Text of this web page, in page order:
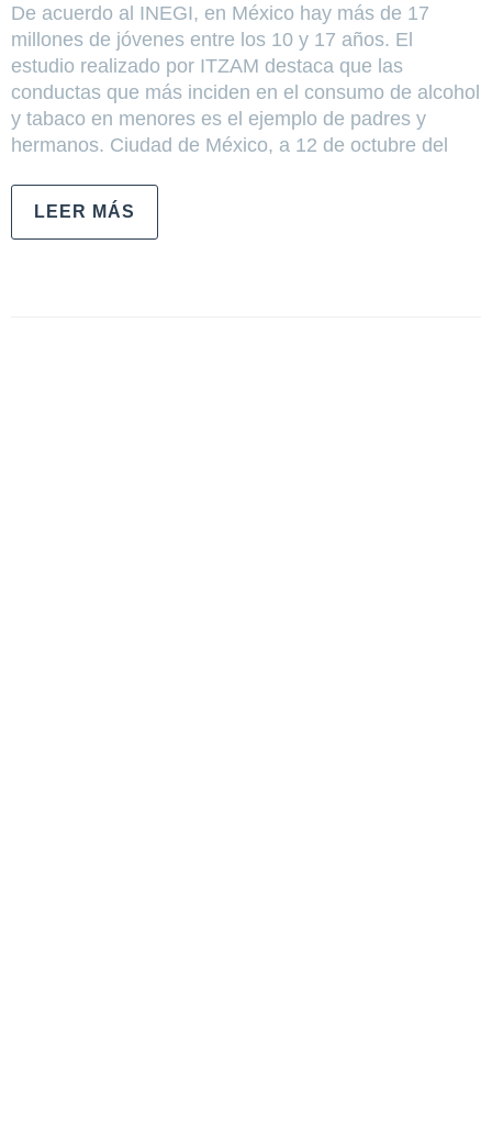
De acuerdo al INEGI, en México hay más de 17
millones de jóvenes entre los 10 y 17 años. El
estudio realizado por ITZAM destaca que las
conductas que más inciden en el consumo de alcohol
y tabaco en menores es el ejemplo de padres y
hermanos. Ciudad de México, a 12 de octubre del
LEER MÁS